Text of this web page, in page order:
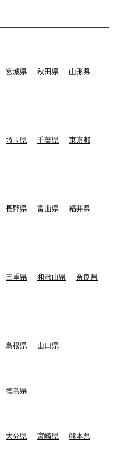
宮城県 秋田県 山形県
埼玉県 千葉県 東京都
長野県 富山県 福井県
三重県 和歌山県 奈良県
島根県 山口県
徳島県
大分県 宮崎県 熊本県